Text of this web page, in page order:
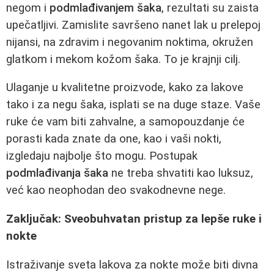
negom i podmlađivanjem šaka, rezultati su zaista
upečatljivi. Zamislite savršeno nanet lak u prelepoj
nijansi, na zdravim i negovanim noktima, okružen
glatkom i mekom kožom šaka. To je krajnji cilj.
Ulaganje u kvalitetne proizvode, kako za lakove
tako i za negu šaka, isplati se na duge staze. Vaše
ruke će vam biti zahvalne, a samopouzdanje će
porasti kada znate da one, kao i vaši nokti,
izgledaju najbolje što mogu. Postupak
podmlađivanja šaka ne treba shvatiti kao luksuz,
već kao neophodan deo svakodnevne nege.
Zaključak: Sveobuhvatan pristup za lepše ruke i
nokte
Istraživanje sveta lakova za nokte može biti divna